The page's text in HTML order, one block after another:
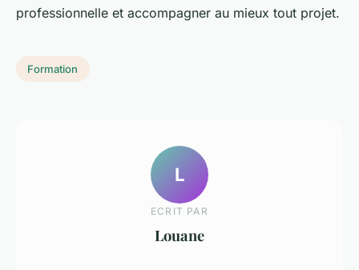
professionnelle et accompagner au mieux tout projet.
Formation
L
ECRIT PAR
Louane